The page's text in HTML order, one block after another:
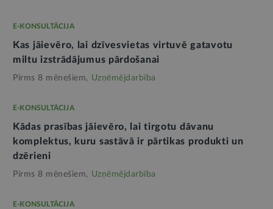
E-KONSULTĀCIJA
Kas jāievēro, lai dzīvesvietas virtuvē gatavotu
miltu izstrādājumus pārdošanai
Pirms 8 mēnešiem, Uzņēmējdarbība
E-KONSULTĀCIJA
Kādas prasības jāievēro, lai tirgotu dāvanu
komplektus, kuru sastāvā ir pārtikas produkti un
dzērieni
Pirms 8 mēnešiem, Uzņēmējdarbība
E-KONSULTĀCIJA